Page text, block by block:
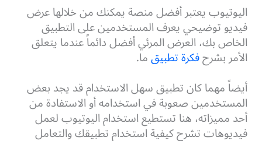
اليوتيوب يعتبر أفضل منصة يمكنك من خلالها عرض
فيديو توضيحي يعرف المستخدمين على التطبيق
الخاص بك، العرض المرئي أفضل دائماً عندما يتعلق
الأمر بشرحفكرة تطبيقما.
أيضاً مهما كان تطبيق سهل الاستخدام قد يجد بعض
المستخدمين صعوبة في استخدامه أو الاستفادة من
أحد مميزاته، هنا تستطيع استخدام اليوتيوب لعمل
فيديوهات تشرح كيفية استخدام تطبيقك والتعامل